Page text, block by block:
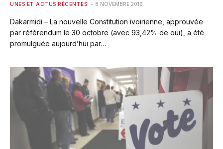
UNES ET ACTUS RÉCENTES 8 NOVEMBRE 2016
Dakarmidi – La nouvelle Constitution ivoirienne, approuvée
par référendum le 30 octobre (avec 93,42% de oui), a été
promulguée aujourd’hui par…